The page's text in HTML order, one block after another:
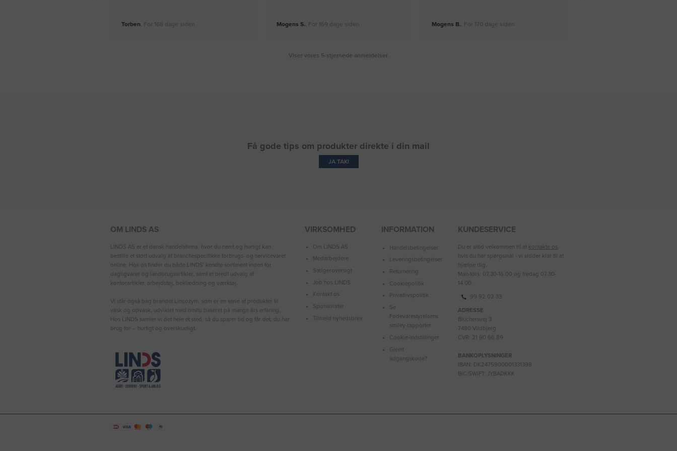
Torben, For 168 dage siden Mogens S., For 169 dage siden Mogens B., For 170 dage siden
Viser vores 5-stjernede anmeldelser.
Få gode tips om produkter direkte i din mail
JA TAK!
OM LINDS AS
LINDS AS er et dansk handelsfirma, hvor du nemt og hurtigt kan
bestille et stort udvalg af branchespecifikke forbrugs- og servicevarer
online. Hos os finder du både LINDS′ kendte sortiment inden for
dagligvarer og landbrugsartikler, samt et bredt udvalg af
kontorartikler, arbejdstøj, beklædning og værktøj.
Vi står også bag brandet Lincozym, som er en serie af produkter til
vask og opvask, udviklet med omhu baseret på mange års erfaring.
Hos LINDS samler vi det hele ét sted, så du sparer tid og får det, du har
brug for – hurtigt og overskueligt.
VIRKSOMHED
Om LINDS AS
Medarbejdere
Sælgeroversigt
Job hos LINDS
Kontakt os
Sponsorater
Tilmeld nyhedsbrev
INFORMATION
Handelsbetingelser
Leveringsbetingelser
Returnering
Cookiepolitik
Privatlivspolitik
Se
Fødevarestyrelsens
smiley-rapporter
Cookie-indstillinger
Glemt
adgangskode?
KUNDESERVICE
Du er altid velkommen til at kontakte os,
hvis du har spørgsmål - vi sidder klar til at
hjælpe dig.
Man-tors: 07.30-16.00 og fredag 07.30-
14.00.
99 92 02 33
ADRESSE
Blüchersvej 3
7480 Vildbjerg
CVR: 21 90 66 89
BANKOPLYSNINGER
IBAN: DK2475900001331399
BIC/SWIFT: JYBADKKK